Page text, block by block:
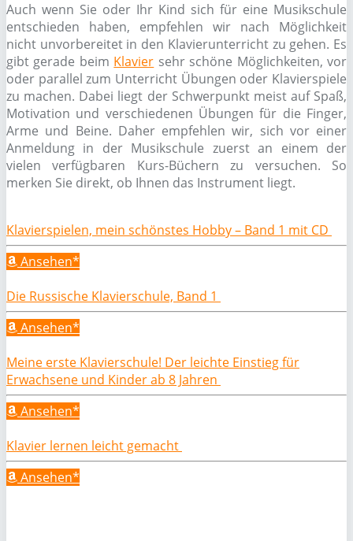
Auch wenn Sie oder Ihr Kind sich für eine Musikschule
entschieden haben, empfehlen wir nach Möglichkeit
nicht unvorbereitet in den Klavierunterricht zu gehen. Es
gibt gerade beim Klavier sehr schöne Möglichkeiten, vor
oder parallel zum Unterricht Übungen oder Klavierspiele
zu machen. Dabei liegt der Schwerpunkt meist auf Spaß,
Motivation und verschiedenen Übungen für die Finger,
Arme und Beine. Daher empfehlen wir, sich vor einer
Anmeldung in der Musikschule zuerst an einem der
vielen verfügbaren Kurs-Büchern zu versuchen. So
merken Sie direkt, ob Ihnen das Instrument liegt.
Klavierspielen, mein schönstes Hobby – Band 1 mit CD
Ansehen*
Die Russische Klavierschule, Band 1
Ansehen*
Meine erste Klavierschule! Der leichte Einstieg für
Erwachsene und Kinder ab 8 Jahren
Ansehen*
Klavier lernen leicht gemacht
Ansehen*